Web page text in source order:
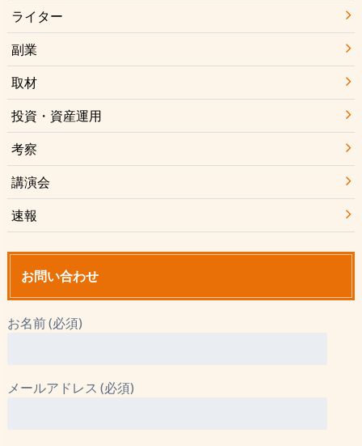
ライター
副業
取材
投資・資産運用
考察
講演会
速報
お問い合わせ
お名前 (必須)
メールアドレス (必須)